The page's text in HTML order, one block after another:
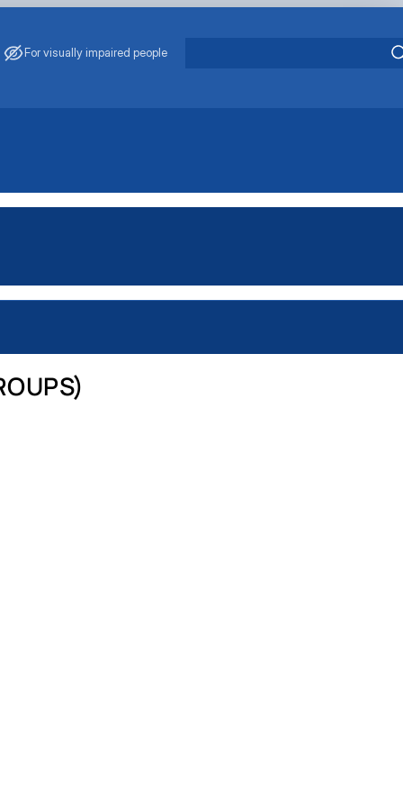
For visually impaired people